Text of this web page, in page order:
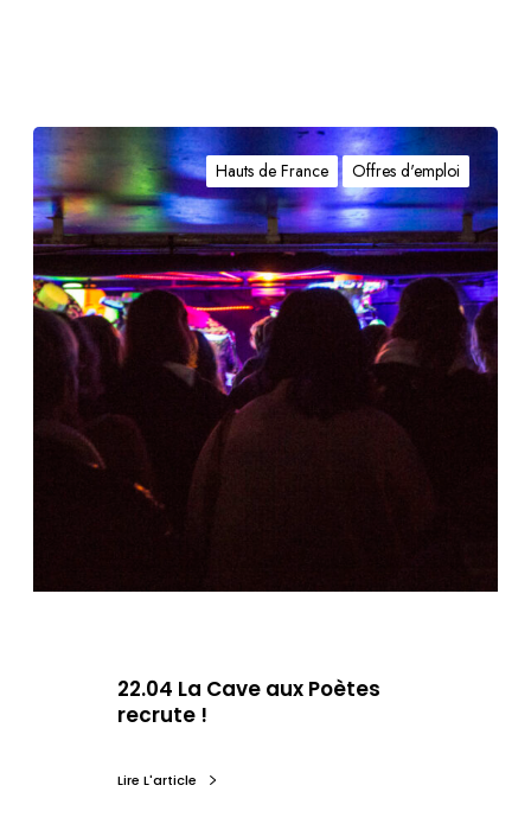
Hauts de France Offres d'emploi
22.04 La Cave aux Poètes
recrute !
Lire L'article